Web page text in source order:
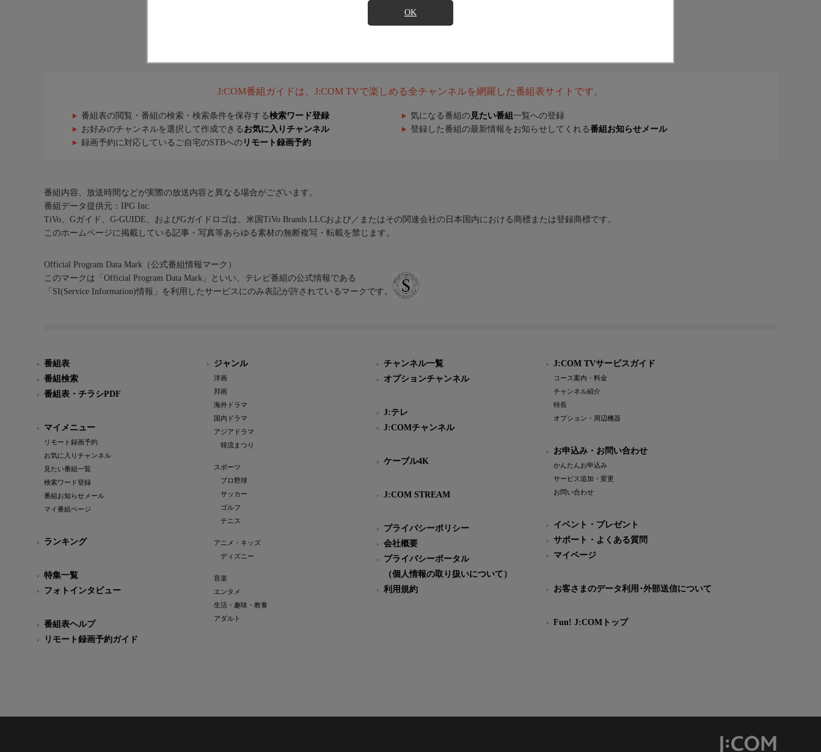
OK
J:COM番組ガイドは、J:COM TVで楽しめる全チャンネルを網羅した番組表サイトです。
番組表の閲覧・番組の検索・検索条件を保存する検索ワード登録 気になる番組の 見たい番組 一覧への登録
お好みのチャンネルを選択して作成できる お気に入りチャンネル 登録した番組の最新情報をお知らせしてくれる番組お知らせメール
録画予約に対応しているご自宅のSTBへの リモート録画予約
番組内容、放送時間などが実際の放送内容と異なる場合がございます。
番組データ提供元：IPG Inc.
TiVo、Gガイド、G-GUIDE、およびGガイドロゴは、米国TiVo Brands LLCおよび／またはその関連会社の日本国内における商標または登録商標です。
このホームページに掲載している記事・写真等あらゆる素材の無断複写・転載を禁じます。
Official Program Data Mark（公式番組情報マーク）
このマークは「Official Program Data Mark」といい、テレビ番組の公式情報である
「SI(Service Information)情報」を利用したサービスにのみ表記が許されているマークです。
番組表
番組検索
番組表・チラシPDF
マイメニュー
リモート録画予約
お気に入りチャンネル
見たい番組一覧
検索ワード登録
番組お知らせメール
マイ番組ページ
ランキング
特集一覧
フォトインタビュー
番組表ヘルプ
リモート録画予約ガイド
ジャンル
洋画
邦画
海外ドラマ
国内ドラマ
アジアドラマ
韓流まつり
スポーツ
プロ野球
サッカー
ゴルフ
テニス
アニメ・キッズ
ディズニー
音楽
エンタメ
生活・趣味・教養
アダルト
チャンネル一覧
オプションチャンネル
J:テレ
J:COMチャンネル
ケーブル4K
J:COM STREAM
プライバシーポリシー
会社概要
プライバシーポータル
（個人情報の取り扱いについて）
利用規約
J:COM TVサービスガイド
コース案内・料金
チャンネル紹介
特長
オプション・周辺機器
お申込み・お問い合わせ
かんたんお申込み
サービス追加・変更
お問い合わせ
イベント・プレゼント
サポート・よくある質問
マイページ
お客さまのデータ利用･外部送信について
Fun! J:COMトップ